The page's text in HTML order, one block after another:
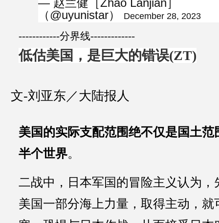
— 赵兰健［Zhao Lanjian］
（@uyunistar）
December 28, 2023
------------分界线-------------
低估美国，是巨大的错误(ZT)
文-刘亚东／大陆报人
美国的实际支配范围绝不仅是国土范
半个世界。
二战中，日本军国的冒险主义认为，
美国一部分海上力量，取得主动，就